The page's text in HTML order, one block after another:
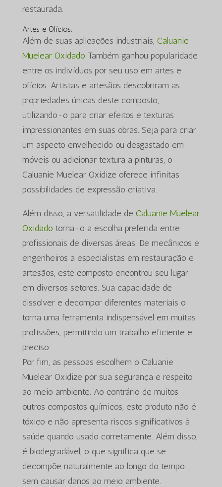
restaurada.
Artes e Ofícios:
Além de suas aplicações industriais, Caluanie
Muelear Oxidado Também ganhou popularidade
entre os indivíduos por seu uso em artes e
ofícios. Artistas e artesãos descobriram as
propriedades únicas deste composto,
utilizando-o para criar efeitos e texturas
impressionantes em suas obras. Seja para criar
um aspecto envelhecido ou desgastado em
móveis ou adicionar textura a pinturas, o
Caluanie Muelear Oxidize oferece infinitas
possibilidades de expressão criativa.
Além disso, a versatilidade de Caluanie Muelear
Oxidado torna-o a escolha preferida entre
profissionais de diversas áreas. De mecânicos e
engenheiros a especialistas em restauração e
artesãos, este composto encontrou seu lugar
em diversos setores. Sua capacidade de
dissolver e decompor diferentes materiais o
torna uma ferramenta indispensável em muitas
profissões, permitindo um trabalho eficiente e
preciso.
Por fim, as pessoas escolhem o Caluanie
Muelear Oxidize por sua segurança e respeito
ao meio ambiente. Ao contrário de muitos
outros compostos químicos, este produto não é
tóxico e não apresenta riscos significativos à
saúde quando usado corretamente. Além disso,
é biodegradável, o que significa que se
decompõe naturalmente ao longo do tempo
sem causar danos ao meio ambiente.